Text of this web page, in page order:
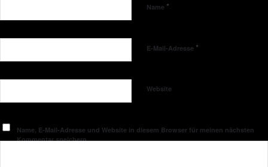
Name *
E-Mail-Adresse *
Website
Name, E-Mail-Adresse und Website in diesem Browser für meinen nächsten
Kommentar speichern.